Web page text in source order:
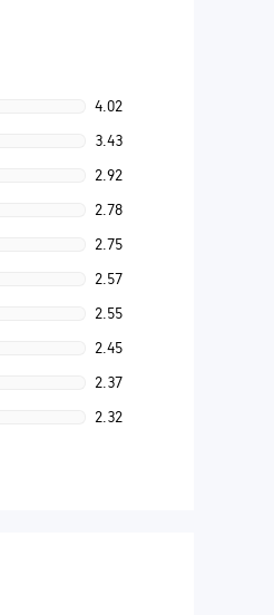
4.02
3.43
2.92
2.78
2.75
2.57
2.55
2.45
2.37
2.32